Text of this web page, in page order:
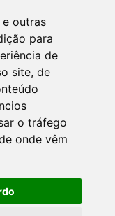
outras
para
de
site, de
o tráfego
onde vêm
árvore! Leia mais
Adicionar ao carrinho